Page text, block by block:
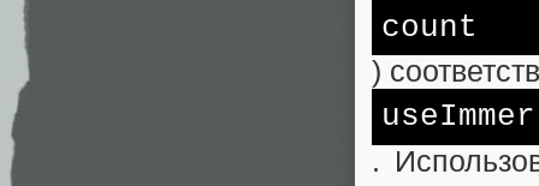
count
)
useImmer
.